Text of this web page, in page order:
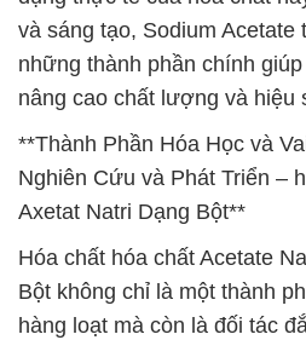
và sáng tạo, Sodium Acetate
những thành phần chính
nâng cao chất lượng và hiệu
**Thành Phần Hóa Học và
Nghiên Cứu và Phát Triển –
Axetat Natri Dạng Bột**
Hóa chất hóa chất Acetate
Bột không chỉ là một thành
hàng loạt mà còn là đối tác